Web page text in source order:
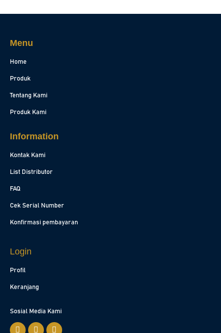
Menu
Home
Produk
Tentang Kami
Produk Kami
Information
Kontak Kami
List Distributor
FAQ
Cek Serial Number
Konfirmasi pembayaran
Login
Profil
Keranjang
Sosial Media Kami